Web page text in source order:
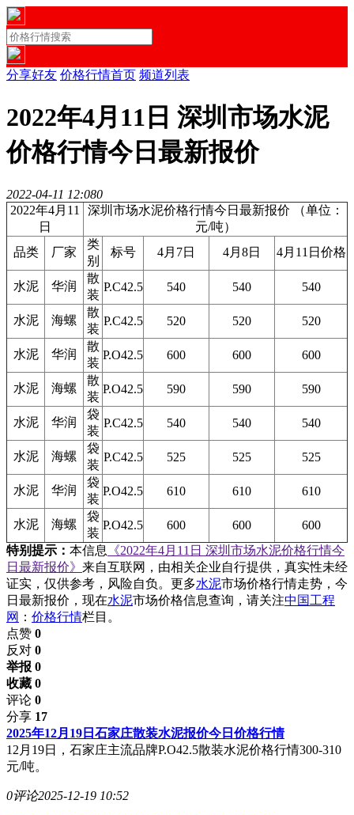
分享好友 价格行情首页 频道列表
2022年4月11日 深圳市场水泥
价格行情今日最新报价
2022-04-11 12:080
2022年4月11
日
深圳市场水泥价格行情今日最新报价 （单位：
元/吨）
品类
厂家
类
别
标号 4月7日 4月8日 4月11日价格
水泥 华润
散
装
P.C42.5 540 540 540
水泥 海螺
散
装
P.C42.5 520 520 520
水泥 华润
散
装
P.O42.5 600 600 600
水泥 海螺
散
装
P.O42.5 590 590 590
水泥 华润
袋
装
P.C42.5 540 540 540
水泥 海螺
袋
装
P.C42.5 525 525 525
水泥 华润
袋
装
P.O42.5 610 610 610
水泥 海螺
袋
装
P.O42.5 600 600
600
特别提示： 本信息
《2022年4月11日 深圳市场水泥价格行情今
日最新报价》 来自互联网，由相关企业自行提供，真实性未经
证实，仅供参考，风险自负。更多水泥市场价格行情走势，今
日最新报价，现在水泥市场价格信息查询，请关注中国工程
网 ： 价格行情栏目。
点赞 0
反对 0
举报 0
收藏 0
评论 0
分享 17
2025年12月19日石家庄散装水泥报价今日价格行情
12月19日，石家庄主流品牌P.O42.5散装水泥价格行情300-310
元/吨。
0评论2025-12-19 10:52